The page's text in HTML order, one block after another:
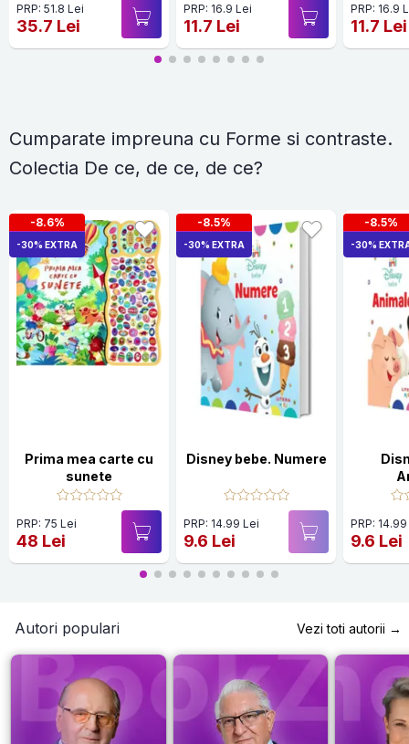
PRP: 51.8 Lei
35.7 Lei
PRP: 16.9 Lei
11.7 Lei
PRP: 16.9
11.7 Lei
Cumparate impreuna cu Forme si contraste.
Colectia De ce, de ce, de ce?
-8.6%
-30% EXTRA
Prima mea carte cu
sunete
PRP: 75 Lei
48 Lei
-8.5%
-30% EXTRA
Disney bebe. Numere
PRP: 14.99 Lei
9.6 Lei
-8.5%
-30%
PRP:
9.6 Lei
Autori populari Vezi toti autorii →